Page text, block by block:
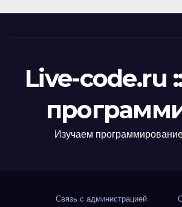
Live-code.ru
Изучаем
Связь с администрацией